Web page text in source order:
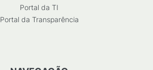
Portal da TI
Portal da Transparência